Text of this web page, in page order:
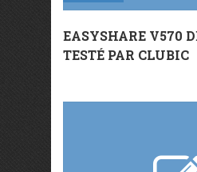
EASYSHARE V570
TESTÉ PAR CLUBIC